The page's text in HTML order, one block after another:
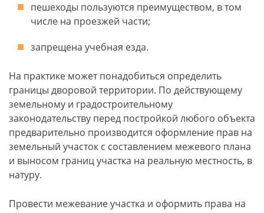
пешеходы пользуются преимуществом, в том
числе на проезжей части;
запрещена учебная езда.
На практике может понадобиться определить
границы дворовой территории. По действующему
земельному и градостроительному
законодательству перед постройкой любого объекта
предварительно производится оформление прав на
земельный участок с составлением межевого плана
и выносом границ участка на реальную местность, в
натуру.
Провести межевание участка и оформить права на